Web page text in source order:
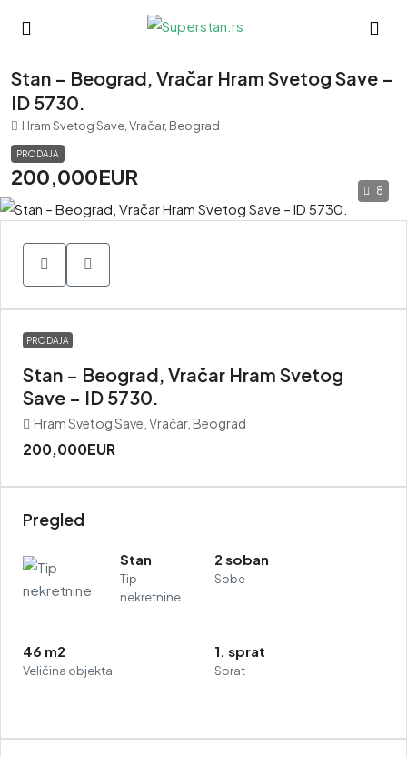
Stan – Beograd, Vračar Hram Svetog Save –
ID 5730.
Hram Svetog Save, Vračar, Beograd
PRODAJA
200,000EUR
8
PRODAJA
Stan – Beograd, Vračar Hram Svetog
Save – ID 5730.
Hram Svetog Save, Vračar, Beograd
200,000EUR
Pregled
Stan
Tip
nekretnine
2 soban
Sobe
46 m2
Veličina objekta
1. sprat
Sprat